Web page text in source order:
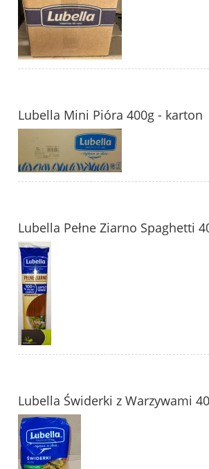
Lubella Mini Pióra 400g - karton
Lubella Pełne Ziarno Spaghetti
Lubella Świderki z Warzywami